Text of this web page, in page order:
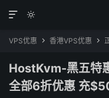


VPS优惠  香港VPS优惠 
HostKvm-黑五特
全部6折优惠 充